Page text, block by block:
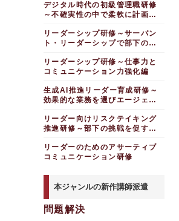
デジタル時代の初級管理職研修
～不確実性の中で柔軟に計画を
リーダーシップ研修～サーバン
ト・リーダーシップで部下の成
リーダーシップ研修～仕事力と
コミュニケーション力強化編
生成AI推進リーダー育成研修～
効果的な業務を選びエージェン
リーダー向けリスクテイキング
推進研修～部下の挑戦を促すチ
リーダーのためのアサーティブ
コミュニケーション研修
本ジャンルの新作講師派遣
問題解決